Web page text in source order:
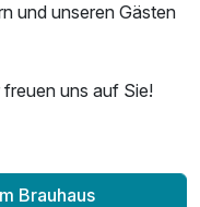
und unseren Gästen
freuen uns auf Sie!
Brauhaus